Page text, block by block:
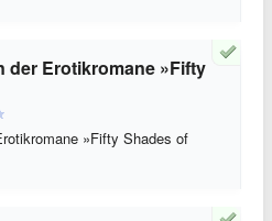
der Erotikromane »Fifty
»Fifty Shades of